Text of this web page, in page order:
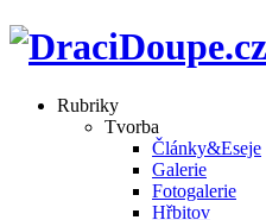
Rubriky
Tvorba
Články&Eseje
Galerie
Fotogalerie
Hřbitov